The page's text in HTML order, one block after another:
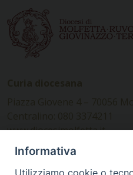
www.diocesimolfetta.it –
Informativa